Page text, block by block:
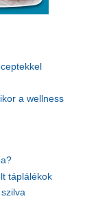
a wellness
táplálékok